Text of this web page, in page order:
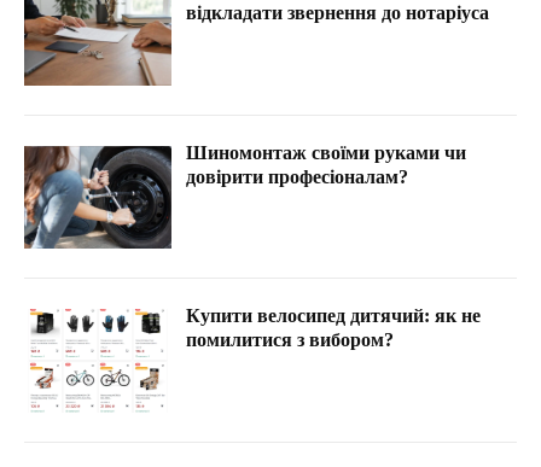
відкладати звернення до нотаріуса
Шиномонтаж своїми руками чи
довірити професіоналам?
Купити велосипед дитячий: як не
помилитися з вибором?